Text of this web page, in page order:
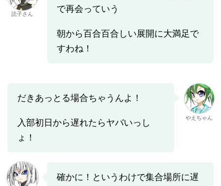
読子さん
で再会っていう
朝から百合百合しい展開に大満足で
すわね！
だきあっとる場合ちゃうんよ！
入部初日から遅れたらヤバいっし
ょ！
やえちゃん
確かに！というわけで集合場所に遅